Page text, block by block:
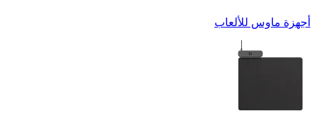
أجهزة ماوس للألعاب